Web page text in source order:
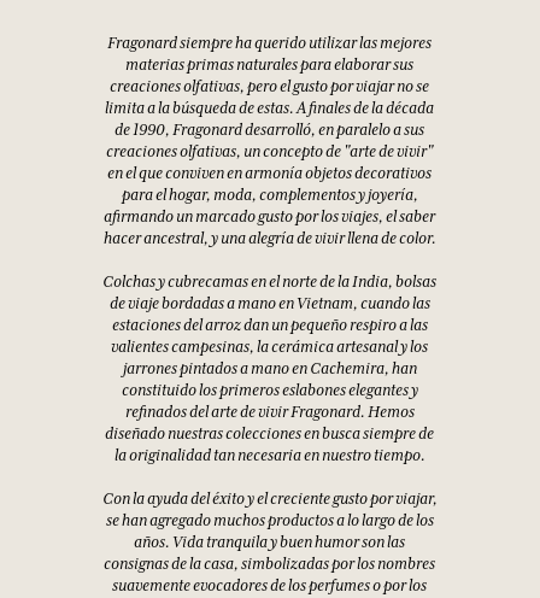
Fragonard siempre ha querido utilizar las mejores
materias primas naturales para elaborar sus
creaciones olfativas, pero el gusto por viajar no se
limita a la búsqueda de estas. A finales de la década
de 1990, Fragonard desarrolló, en paralelo a sus
creaciones olfativas, un concepto de "arte de vivir"
en el que conviven en armonía objetos decorativos
para el hogar, moda, complementos y joyería,
afirmando un marcado gusto por los viajes, el saber
hacer ancestral, y una alegría de vivir llena de color.
Colchas y cubrecamas en el norte de la India, bolsas
de viaje bordadas a mano en Vietnam, cuando las
estaciones del arroz dan un pequeño respiro a las
valientes campesinas, la cerámica artesanal y los
jarrones pintados a mano en Cachemira, han
constituido los primeros eslabones elegantes y
refinados del arte de vivir Fragonard. Hemos
diseñado nuestras colecciones en busca siempre de
la originalidad tan necesaria en nuestro tiempo.
Con la ayuda del éxito y el creciente gusto por viajar,
se han agregado muchos productos a lo largo de los
años. Vida tranquila y buen humor son las
consignas de la casa, simbolizadas por los nombres
suavemente evocadores de los perfumes o por los